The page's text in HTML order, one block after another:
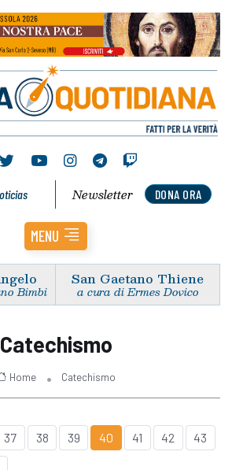
DONA ORA
Newsletter
MENU
Bimbi
San Gaetano Thiene
a cura di Ermes Dovico
Catechismo
Home Catechismo
37 38 39 40 41 42 43